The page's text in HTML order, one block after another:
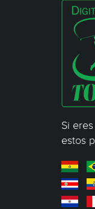
Si
estos